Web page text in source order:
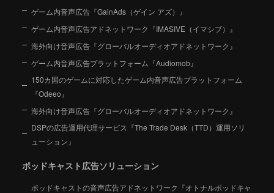
ゲーム内音声広告『GainAds（ゲイン アズ）』
ゲーム内音声広告アドネットワーク『IMASIVE（イマシブ）』
海外向け音声広告『グローバルオーディオアドネットワーク』
ゲーム内音声広告プラットフォーム『Audiomob』
150カ国のゲームに対応したゲーム内音声広告プラットフォーム
『Odeeo』
海外向け音声広告『グローバルオーディオアドネットワーク』
DSPの広告運用代理サービス『The Trade Desk（TTD）運用ソリ
ューション』
ポッドキャスト広告ソリューション
ポッドキャストの音声広告アドネットワーク『オトナルポッドキャ